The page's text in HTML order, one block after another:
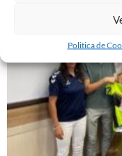
Politica de